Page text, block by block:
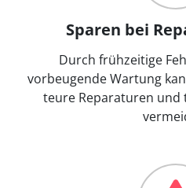
Sparen bei
Durch frühzeitige
vorbeugende Wartung
teure Reparaturen und